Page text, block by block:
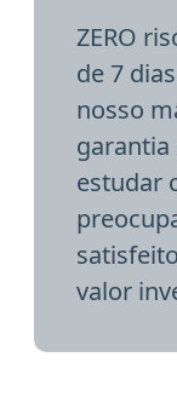
ZERO
de 7
nosso
garantia
estudar
valor